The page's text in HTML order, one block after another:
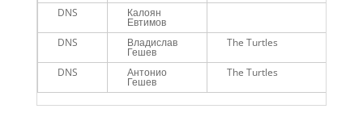
DNS
Калоян
Евтимов
DNS
Владислав
Гешев
The Turtles
DNS Антонио
Гешев
The Turtles